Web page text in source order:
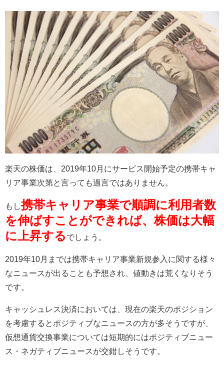
楽天の株価は、 2019年10 月にサービス開始予定の携帯キャ
リア事業次第と言っても過言ではありません。
もし携帯キャリア事業で順調に利用者数
を伸ばすことができれば、株価は大幅
に上昇する でしょう。
2019年10 月までは携帯キャリア事業新規参入に関する様々
なニュースが出ることも予想され、値動きは荒くなりそう
です。
キャッシュレス決済においては、現在の楽天のポジション
を考慮するとポジティブなニュースの方が多そうですが、
仮想通貨交換事業については短期的にはポジティブニュー
ス・ネガティブニュースが交錯しそうです。